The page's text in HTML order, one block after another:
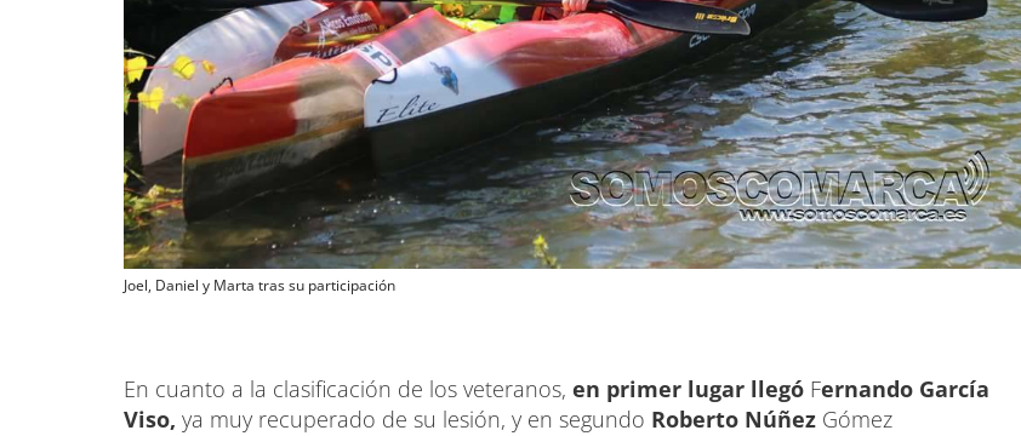
Joel, Daniel y Marta tras su participación
En cuanto a la clasificación de los veteranos, en primer lugar llegó Fernando García
Viso, ya muy recuperado de su lesión, y en segundo Roberto Núñez Gómez